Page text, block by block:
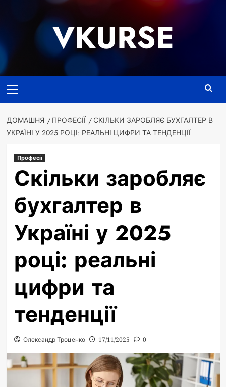
VKURSE
меню
ДОМАШНЯ ПРОФЕСІЇ
СКІЛЬКИ ЗАРОБЛЯЄ БУХГАЛТЕР В
УКРАЇНІ У 2025 РОЦІ: РЕАЛЬНІ ЦИФРИ ТА ТЕНДЕНЦІЇ
Професії
Скільки заробляє
бухгалтер в
Україні у 2025
році: реальні
цифри та
тенденції
Олександр Троценко 17/11/2025 0